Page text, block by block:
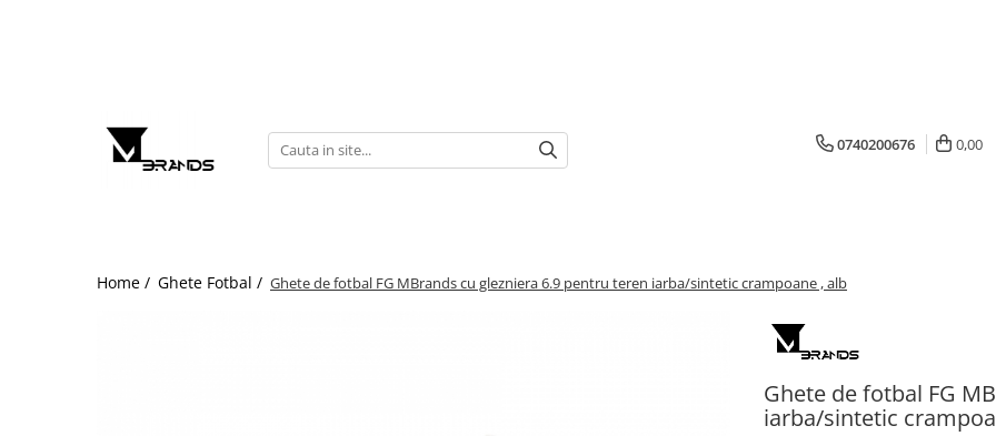
0740200676 0,00
Home / Ghete Fotbal / Ghete de fotbal FG MBrands cu glezniera 6.9 pentru teren iarba/sintetic crampoane , alb
Ghete de fotbal FG
iarba/sintetic